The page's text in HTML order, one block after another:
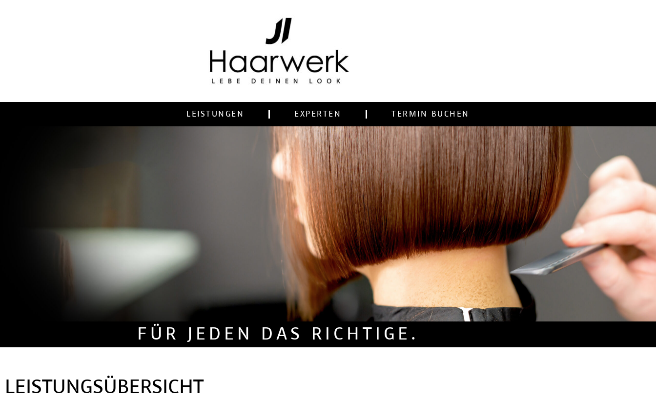
LEISTUNGEN EXPERTEN TERMIN BUCHEN
FÜR JEDEN DAS RICHTIGE.
LEISTUNGSÜBERSICHT